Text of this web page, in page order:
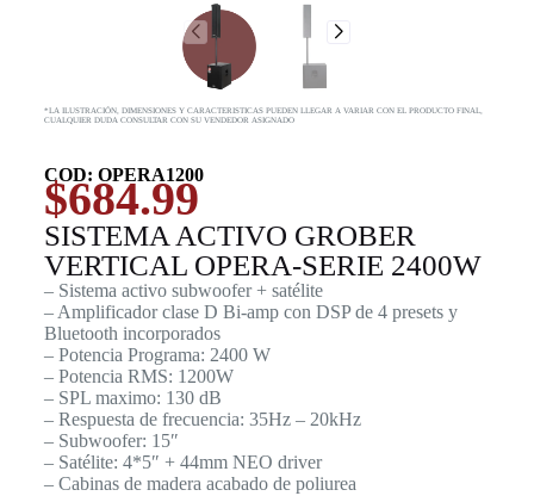
*LA ILUSTRACIÓN, DIMENSIONES Y CARACTERISTICAS PUEDEN LLEGAR A VARIAR CON EL PRODUCTO FINAL,
CUALQUIER DUDA CONSULTAR CON SU VENDEDOR ASIGNADO
COD: OPERA1200
$684.99
SISTEMA ACTIVO GROBER
VERTICAL OPERA-SERIE 2400W
– Sistema activo subwoofer + satélite
– Amplificador clase D Bi-amp con DSP de 4 presets y
Bluetooth incorporados
– Potencia Programa: 2400 W
– Potencia RMS: 1200W
– SPL maximo: 130 dB
– Respuesta de frecuencia: 35Hz – 20kHz
– Subwoofer: 15″
– Satélite: 4*5″ + 44mm NEO driver
– Cabinas de madera acabado de poliurea